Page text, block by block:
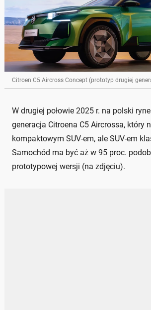
Citroen C5 Aircross Concept (prototyp drugiej
W drugiej połowie 2025 r. na polski
generacja Citroena C5 Aircrossa, który
kompaktowym SUV-em, ale SUV-em
Samochód ma być aż w 95 proc.
prototypowej wersji (na zdjęciu).